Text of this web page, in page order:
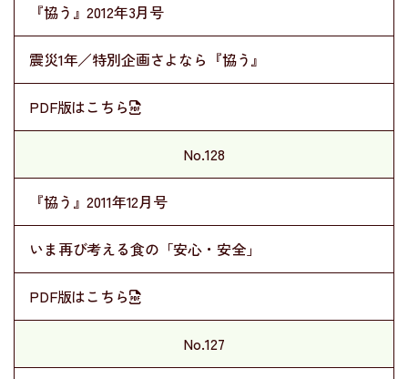
『協う』2012年3月号
震災1年／特別企画さよなら『協う』
PDF版はこちら
No.128
『協う』2011年12月号
いま再び考える食の「安心・安全」
PDF版はこちら
No.127